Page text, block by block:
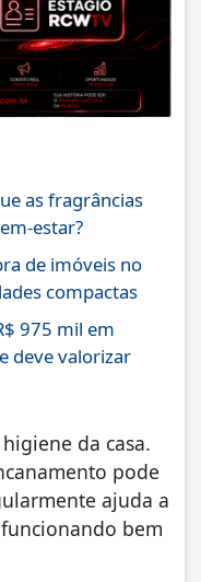
as fragrâncias
estar?
de imóveis no
compactas
975 mil em
deve valorizar
da casa.
pode
ajuda a
bem